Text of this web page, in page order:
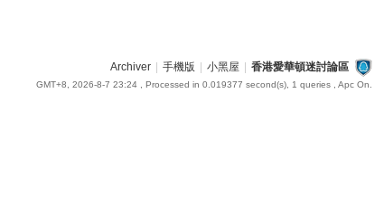
Archiver 手機版 小黑屋 香港愛華頓迷討論區
GMT+8, 2026-8-7 23:24, Processed in 0.019377 second(s), 1 queries , Apc On.